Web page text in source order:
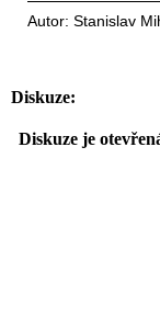
Autor: Stanislav
Diskuze:
Diskuze je